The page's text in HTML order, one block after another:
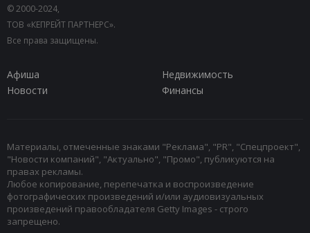
© 2000-2024,
ТОВ «КЕПРЕЙТ ПАРТНЕРС».
Все права защищены.
Афиша
Недвижимость
Новости
Финансы
Материалы, отмеченные знаками "Реклама", "PR", "Спецпроект",
"Новости компаний", "Актуально", "Промо", публикуются на
правах рекламы.
Любое копирование, перепечатка и воспроизведение
фотографических произведений и/или аудиовизуальных
произведений правообладателя Getty Images - строго
запрещено.